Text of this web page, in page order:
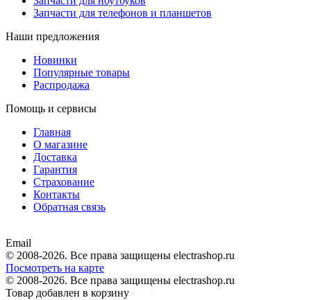
Запчасти для телефонов и планшетов
Наши предложения
Новинки
Популярные товары
Распродажа
Помощь и сервисы
Главная
О магазине
Доставка
Гарантия
Страхование
Контакты
Обратная связь
Email
© 2008-2026. Все права защищены electrashop.ru
Посмотреть на карте
© 2008-2026. Все права защищены electrashop.ru
Товар добавлен в корзину